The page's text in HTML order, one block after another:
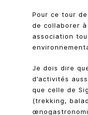
Pour ce tour
de collaborer
association
Je dois dire
d’activités
que celle de
(trekking,